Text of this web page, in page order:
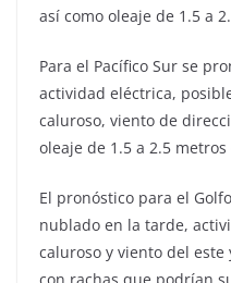
así como oleaje de 1.5 a
Para el Pacífico Sur se
actividad eléctrica,
caluroso, viento de
oleaje de 1.5 a 2.5 metros
El pronóstico para el
nublado en la tarde,
caluroso y viento del este